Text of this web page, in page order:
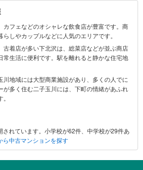
カフェなどのオシャレな飲食店が豊富です。商
しやカップルなどに人気のエリアです。
古着店が多い下北沢は、総菜店などが並ぶ商店
常生活に便利です。駅を離れると静かな住宅地
川地域には大型商業施設があり、多くの人でに
が多く住む二子玉川には、下町の情緒があふれ
されています。小学校が62件、中学校が29件あ
ら中古マンションを探す